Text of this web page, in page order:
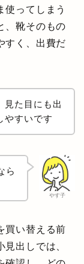
使ってしまう
、靴そのもの
すく、出費だ
見た目にも出
やすいです
やす子
ら
買い替える前
出しでは、